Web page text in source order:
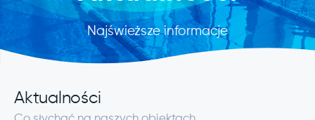
Najświeższe informacje
Aktualności